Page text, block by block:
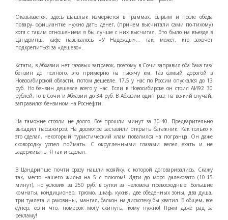
Оказывается, здесь шашлык измеряется в граммах, сырым и после обеда
повару- официантке нужно дать денег, (причем высчитали сами по-тихому)
хотя с таким отношением я бы лучше с них высчитал. Это было на въезде в
Цандрипш, кафе называлось «У Надежды»… так, может, кто захочет
подкрепиться за «дешево».
Кстати, в Абхазии нет газовых заправок, поэтому в Сочи заправил оба бака газ/
бензин до полного, это примерно на тысячу км. Газ самый дорогой в
Новосибирской области, потом дешевле. 17,5 у нас по России опускался до 13
руб. Но бензин дешевле всего у нас. Если в Новосибирске он стоил АИ92 30
рублей, то в Сочи и Абхазии до 34 руб. В Абхазии один раз, на всякий случай,
заправился бензином на Роснефти.
На таможне стояли не долго. Все прошли минут за 30-40. Предварительно
высадил пассажиров. На досмотре заставили открыть багажник. Как только я
это сделал, некоторый туристический хлам повалился на погранца. Он даже
сковородку успел поймать. С округленными глазами велел ехать и не
задерживать. Я так и сделал.
В Цандрипше почти сразу нашли хозяйку, с которой договаривались. Скажу
так, место нашего жилья на 5 с плюсом! Идти до моря далековато (10-15
минут), но условия за 250 руб. в сутки за человека превосходные. Большие
комнаты, кондиционер, трюмо, шкаф, кухня, две обеденных зоны, два душа,
три туалета и раковины, мангал, балкон на дискотеку бы хватил. В общем, все
супер, если что, номерок могу скинуть, кому нужно! Прям даже рад за
рекламу!